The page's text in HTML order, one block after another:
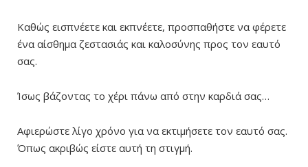
Καθώς εισπνέετε και εκπνέετε, προσπαθήστε να φέρετε
ένα αίσθημα ζεστασιάς και καλοσύνης προς τον εαυτό
σας.
Ίσως βάζοντας το χέρι πάνω από στην καρδιά σας…
Αφιερώστε λίγο χρόνο για να εκτιμήσετε τον εαυτό σας.
Όπως ακριβώς είστε αυτή τη στιγμή.